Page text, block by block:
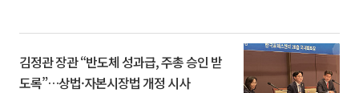
김정관 장관 “반도체 성과급, 주총 승인 받
도록”…상법·자본시장법 개정 시사